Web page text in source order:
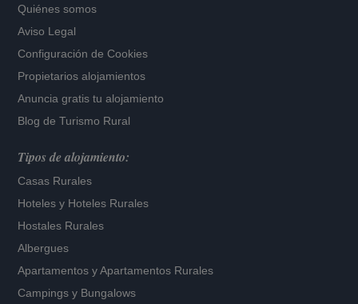
Quiénes somos
Aviso Legal
Configuración de Cookies
Propietarios alojamientos
Anuncia gratis tu alojamiento
Blog de Turismo Rural
Tipos de alojamiento:
Casas Rurales
Hoteles y Hoteles Rurales
Hostales Rurales
Albergues
Apartamentos yApartamentos Rurales
Campings y Bungalows